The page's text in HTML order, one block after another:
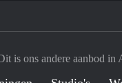
is ons andere aanbod in